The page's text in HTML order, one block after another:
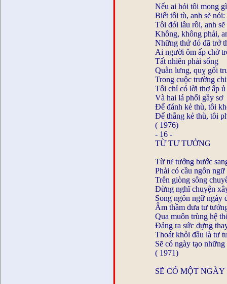
Nếu ai hỏi tôi mong
Biết tôi tù, anh sẽ
Tôi đói lâu rồi, anh
Không, không phải,
Những thứ đó đã trở
Ai người ôm ấp chờ
Tất nhiên phải sống
Quằn lưng, quỵ gối
Trong cuộc trường
Tôi chỉ có lời thơ ấp ủ
Và hai lá phổi gầy sơ
Để đánh kẻ thù, tôi
Để thắng kẻ thù, tôi
( 1976)
- 16 -
TỪ TƯ TƯỞNG
Từ tư tưởng bước
Phải có cầu ngôn
Trên giòng sông
Đừng nghĩ chuyện
Song ngôn ngữ ngày
Âm thầm đưa tư
Qua muôn trùng hệ
Đảng ra sức dựng
Thoát khỏi đầu là tư
Sẽ có ngày tạo
( 1971)
SẼ CÓ MỘT NGÀY